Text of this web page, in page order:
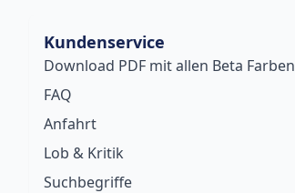
Kundenservice
Download PDF mit allen Beta Farben
FAQ
Anfahrt
Lob & Kritik
Suchbegriffe